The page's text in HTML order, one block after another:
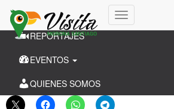
CANTONES
REPORTAJES
EVENTOS
QUIENES SOMOS
Cambiar